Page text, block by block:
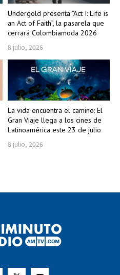
Undergold presenta “Act I: Life is
an Act of Faith”, la pasarela que
cerrará Colombiamoda 2026
8 julio, 2026
La vida encuentra el camino: El
Gran Viaje llega a los cines de
Latinoamérica este 23 de julio
8 julio, 2026